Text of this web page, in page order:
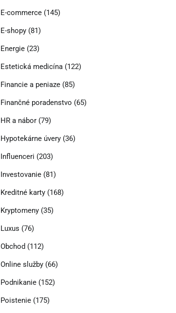
E-commerce(145)
E-shopy(81)
Energie(23)
Estetická medicína(122)
Financie a peniaze(85)
Finančné poradenstvo (65)
HR a nábor(79)
Hypotekárne úvery(36)
Influenceri (203)
Investovanie(81)
Kreditné karty(168)
Kryptomeny(35)
Luxus (76)
Obchod (112)
Online služby(66)
Podnikanie(152)
Poistenie(175)